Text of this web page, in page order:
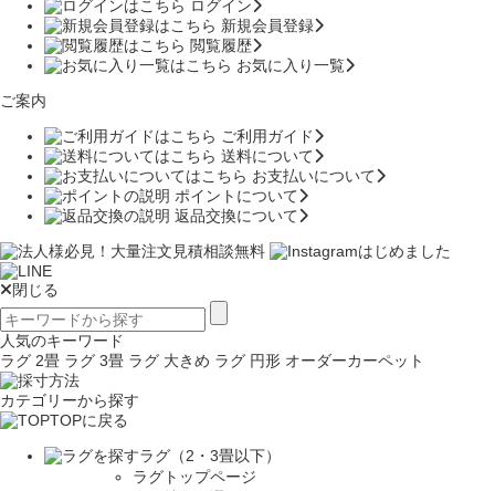
ログイン
新規会員登録
閲覧履歴
お気に入り一覧
ご案内
ご利用ガイド
送料について
お支払いについて
ポイントについて
返品交換について
閉じる
人気のキーワード
ラグ 2畳 ラグ 3畳 ラグ 大きめ ラグ 円形 オーダーカーペット
カテゴリーから探す
TOPに戻る
ラグ（2・3畳以下）
ラグトップページ